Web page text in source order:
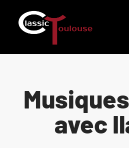
avec